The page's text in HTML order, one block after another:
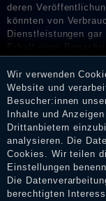
deren
könnten von
Dienstleistungen
Erhalt einer
Shop informieren.
Impressum
Wir verwenden
Website und
Besucher:innen
Inhalte und
Drittanbietern
analysieren. Die
Cookies. Wir teilen
Einstellungen
Die
berechtigten